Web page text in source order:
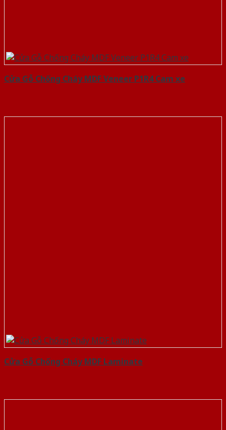
Cửa Gỗ Chống Cháy MDF Veneer P1R4 Cam xe
Cửa Gỗ Chống Cháy MDF Laminate